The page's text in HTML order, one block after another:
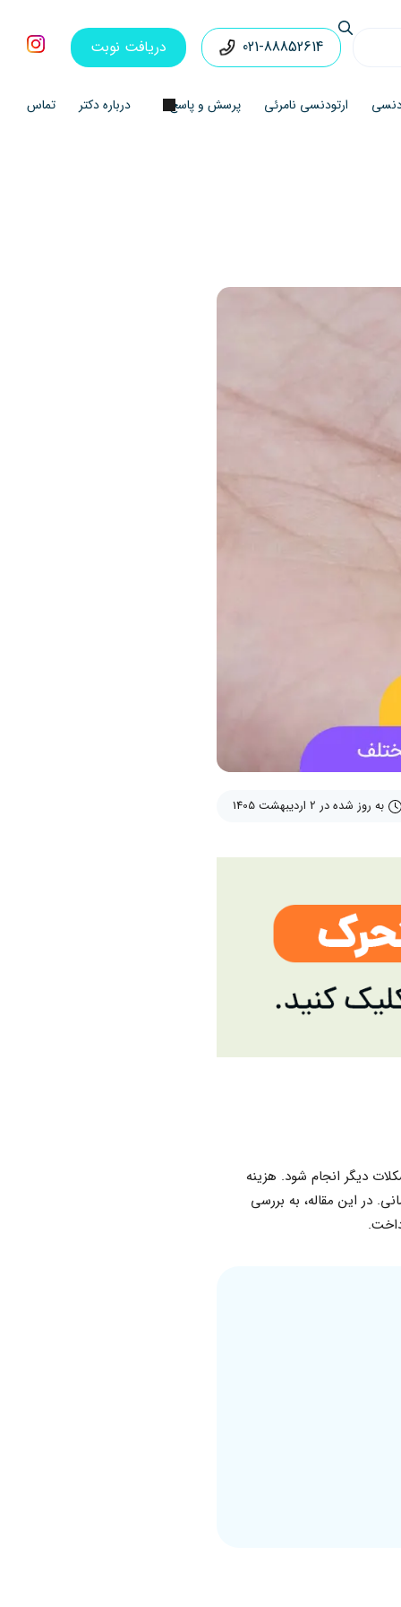
021-88852614 دریافت نوبت
ارتودنسی نامرئی پرسش و پاسخ درباره دکتر تماس
به روز شده در 2 اردیبهشت 1405
دیگر انجام شود. هزینه
در این مقاله، به بررسی